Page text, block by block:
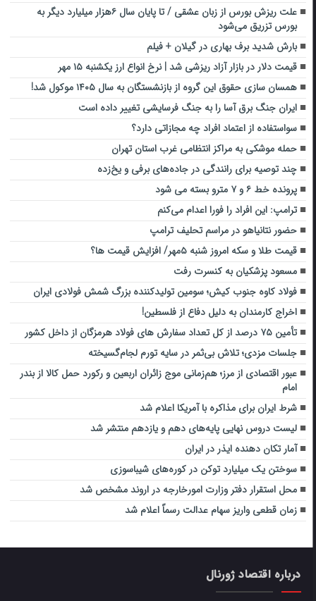
علت ریزش بورس از زبان عشقی / تا پایان سال ۶هزار میلیارد دیگر به
بورس تزریق می‌شود
بارش شدید برف بهاری در گیلان + فیلم
قیمت دلار در بازار آزاد ریزشی شد | نرخ انواع ارز یکشنبه ۱۵ مهر
همسان سازی حقوق این گروه از بازنشستگان به سال ۱۴۰۵ موکول شد!
ایران جنگ برق آسا را به جنگ فرسایشی تغییر داده است
سواستفاده از اعتماد افراد چه مجازاتی دارد؟
حمله موشکی به مراکز انتظامی غرب استان تهران
چند توصیه برای رانندگی در جاده‌های برفی و یخ‌زده
پرونده خط ۶ و ۷ مترو بسته می شود
ترامپ: این افراد را فورا اعدام می‌کنم
حضور نتانیاهو در مراسم تحلیف ترامپ
قیمت طلا و سکه امروز شنبه ۵مهر/ افزایش قیمت ها؟
مسعود پزشکیان به کنسرت رفت
فولاد کاوه جنوب کیش؛ سومین تولیدکننده بزرگ شمش فولادی ایران
اخراج کارمندان به دلیل دفاع از فلسطین!
تأمین ۷۵ درصد از کل تعداد سفارش‌ های فولاد هرمزگان از داخل کشور
جلسات مزدی؛ تلاش بی‌ثمر در سایه تورم لجام‌گسیخته
عبور اقتصادی از مرز؛ هم‌زمانی موج زائران اربعین و رکورد حمل کالا از بندر
امام
شرط ایران برای مذاکره با آمریکا اعلام شد
لیست دروس نهایی پایه‌های دهم و یازدهم منتشر شد
آمار تکان دهنده ایذر در ایران
سوختن یک میلیارد توکن در کوره‌های شیباسوزی
محل استقرار دفتر وزارت امورخارجه در اروند مشخص شد
زمان قطعی واریز سهام عدالت رسماً اعلام شد
درباره اقتصاد ژورنال